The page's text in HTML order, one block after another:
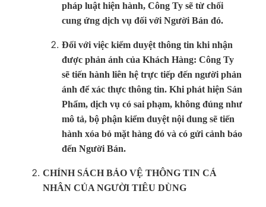
pháp luật hiện hành, Công Ty sẽ từ chối
cung ứng dịch vụ đối với Người Bán đó.
Đối với việc kiểm duyệt thông tin khi nhận
được phản ánh của Khách Hàng: Công Ty
sẽ tiến hành liên hệ trực tiếp đến người phản
ánh để xác thực thông tin. Khi phát hiện Sản
Phẩm, dịch vụ có sai phạm, không đúng như
mô tả, bộ phận kiểm duyệt nội dung sẽ tiến
hành xóa bỏ mặt hàng đó và có gửi cảnh báo
đến Người Bán.
CHÍNH SÁCH BẢO VỆ THÔNG TIN CÁ
NHÂN CỦA NGƯỜI TIÊU DÙNG